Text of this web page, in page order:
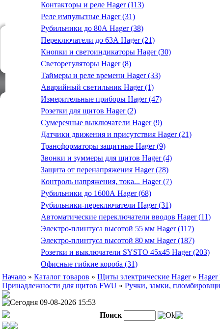
Контакторы и реле Hager (113)
Реле импульсные Hager (31)
Рубильники до 80А Hager (38)
Переключатели до 63А Hager (21)
Кнопки и светоиндикаторы Hager (30)
Светорегуляторы Hager (8)
Таймеры и реле времени Hager (33)
Аварийный светильник Hager (1)
Измерительные приборы Hager (47)
Розетки для щитов Hager (2)
Сумеречные выключатели Hager (9)
Датчики движения и присутствия Hager (21)
Трансформаторы защитные Hager (9)
Звонки и зуммеры для щитов Hager (4)
Защита от перенапряжения Hager (28)
Контроль напряжения, тока... Hager (7)
Рубильники до 1600А Hager (68)
Рубильники-переключатели Hager (31)
Автоматические переключатели вводов Hager (11)
Электро-плинтуса высотой 55 мм Hager (117)
Электро-плинтуса высотой 80 мм Hager (187)
Розетки и выключатели SYSTO 45х45 Hager (203)
Офисные гибкие короба (31)
Начало » Каталог товаров » Щиты электрические Hager» Hager
Принадлежности для щитов FWU » Ручки, замки,
Сегодня 09-08-2026 15:53
Поиск
Ok